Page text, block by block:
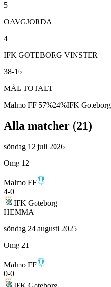
5
OAVGJORDA
4
IFK GOTEBORG VINSTER
38-16
MÅL TOTALT
Malmo FF 57%24%IFK Goteborg
Alla matcher (21)
söndag 12 juli 2026
Omg 12
Malmo FF
4-0
IFK Goteborg
HEMMA
söndag 24 augusti 2025
Omg 21
Malmo FF
0-0
IFK Goteborg